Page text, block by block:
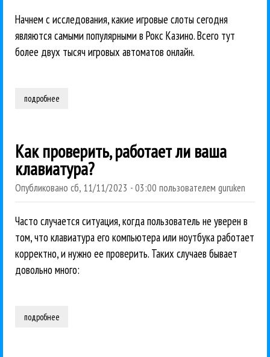
Начнем с исследования, какие игровые слоты сегодня
являются самыми популярными в Рокс Казино. Всего тут
более двух тысяч игровых автоматов онлайн.
подробнее
Как проверить, работает ли ваша
клавиатура?
Опубликовано сб, 11/11/2023 - 03:00 пользователем guruken
Часто случается ситуация, когда пользователь не уверен в
том, что клавиатура его компьютера или ноутбука работает
корректно, и нужно ее проверить. Таких случаев бывает
довольно много:
подробнее